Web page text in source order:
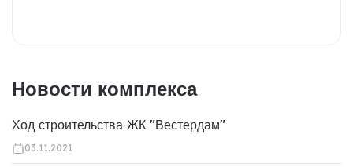
Новости комплекса
Ход строительства ЖК "Вестердам"
03.11.2021